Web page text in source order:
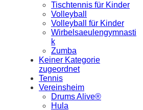
Tischtennis für Kinder
Volleyball
Volleyball für Kinder
Wirbelsaeulengymnasti
k
Zumba
Keiner Kategorie
zugeordnet
Tennis
Vereinsheim
Drums Alive®
Hula